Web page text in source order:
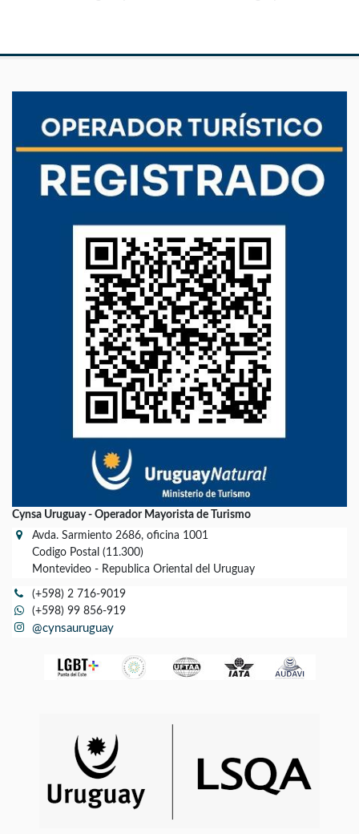
Cynsa Uruguay - Operador Mayorista de Turismo
Avda. Sarmiento 2686, oficina 1001
Codigo Postal (11.300)
Montevideo - Republica Oriental del Uruguay
(+598) 2 716-9019
(+598) 99 856-919
@cynsauruguay